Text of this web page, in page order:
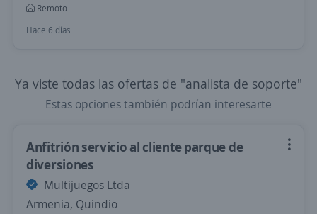
Remoto
Hace 6 días
Ya viste todas las ofertas de "analista de soporte"
Estas opciones también podrían interesarte
Anfitrión servicio al cliente parque de
diversiones
Multijuegos Ltda
Armenia, Quindio